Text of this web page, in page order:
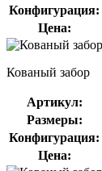
Конфигурация:
Цена:
Кованый забор
Артикул:
Размеры:
Конфигурация:
Цена: